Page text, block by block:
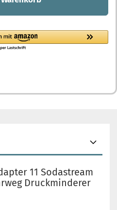
11 Sodastream
Druckminderer